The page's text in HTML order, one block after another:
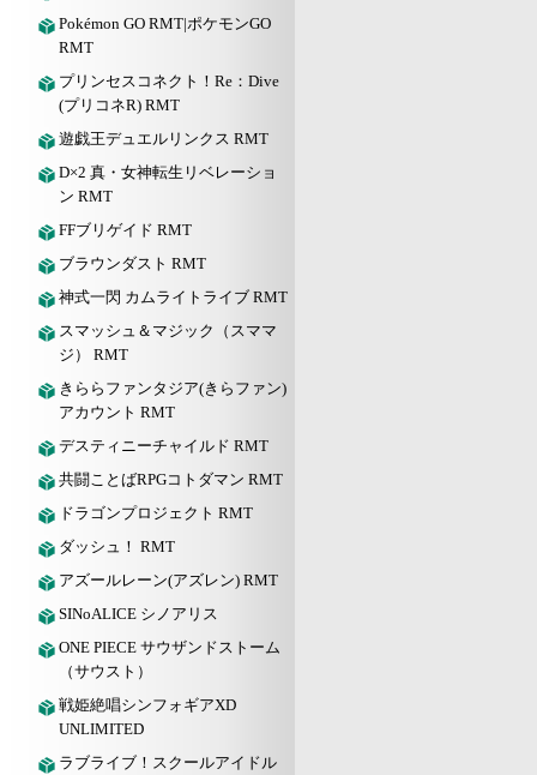
Pokémon GO RMT|ポケモンGO
RMT
プリンセスコネクト！Re：Dive
(プリコネR) RMT
遊戯王デュエルリンクス RMT
D×2 真・女神転生リベレーショ
ン RMT
FFブリゲイド RMT
ブラウンダスト RMT
神式一閃 カムライトライブ RMT
スマッシュ＆マジック（スママ
ジ） RMT
きららファンタジア(きらファン)
アカウント RMT
デスティニーチャイルド RMT
共闘ことばRPGコトダマン RMT
ドラゴンプロジェクト RMT
ダッシュ！ RMT
アズールレーン(アズレン) RMT
SINoALICE シノアリス
ONE PIECE サウザンドストーム
（サウスト）
戦姫絶唱シンフォギアXD
UNLIMITED
ラブライブ！スクールアイドル